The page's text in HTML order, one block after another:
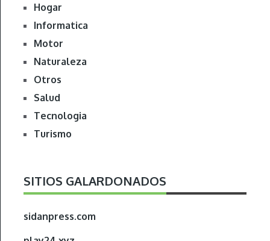
Hogar
Informatica
Motor
Naturaleza
Otros
Salud
Tecnologia
Turismo
SITIOS GALARDONADOS
sidanpress.com